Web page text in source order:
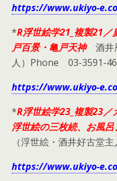
https://www.ukiyo-
*R浮世絵学21_複製21
戸百景・亀戸天神酒井
人）Phone 03-3591-
https://www.ukiyo-
*R浮世絵学23_複製23
浮世絵の三枚続、お風
（浮世絵・酒井好古堂
https://www.ukiyo-